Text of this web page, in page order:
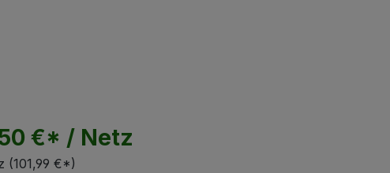
€* / Netz
(101,99 €*)